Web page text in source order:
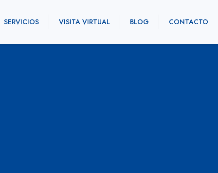
SERVICIOS VISITA VIRTUAL BLOG CONTACTO